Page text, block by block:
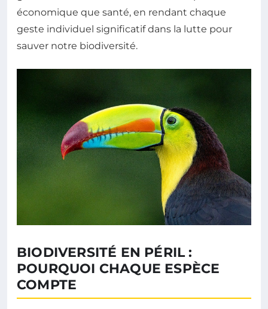
économique que santé, en rendant chaque
geste individuel significatif dans la lutte pour
sauver notre biodiversité.
BIODIVERSITÉ EN PÉRIL :
POURQUOI CHAQUE ESPÈCE
COMPTE